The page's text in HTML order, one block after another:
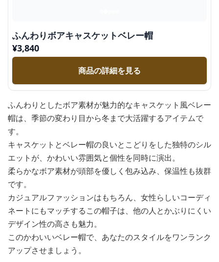
ふんわりボアキャスケットベレー帽
¥3,840
商品の詳細を見る
ふんわりとしたボア素材が魅力的なキャスケット風ベレー
帽は、季節の変わり目から冬まで大活躍するアイテムで
す。
キャスケットとベレー帽の良いとこどりをした独特のシル
エットが、かわいい雰囲気と個性を同時に演出。
柔らかなボア素材が頭部を優しく包み込み、保温性も抜群
です。
カジュアルファッションはもちろん、女性らしいコーディ
ネートにもマッチするこの帽子は、他の人とかぶりにくい
デザイン性の高さも魅力。
このかわいいベレー帽で、あなたのスタイルをワンランク
アップさせましょう。